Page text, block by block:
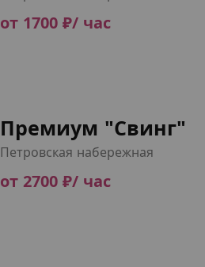
от 1700 ₽/ час
Премиум "Свинг"
Петровская набережная
от 2700 ₽/ час